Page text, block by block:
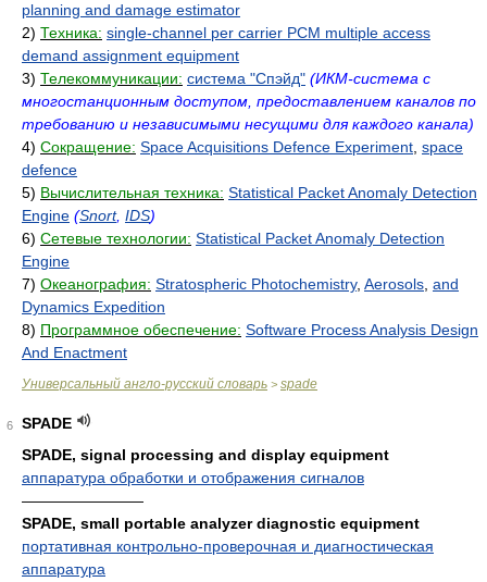
planning and damage estimator
2) Техника: single-channel per carrier PCM multiple access
demand assignment equipment
3) Телекоммуникации: система "Спэйд" (ИКМ-система с
многостанционным доступом, предоставлением каналов по
требованию и независимыми несущими для каждого канала)
4) Сокращение: Space Acquisitions Defence Experiment space
defence
5) Вычислительная техника: Statistical Packet Anomaly Detection
Engine (Snort, IDS)
6) Сетевые технологии: Statistical Packet Anomaly Detection
Engine
7) Океанография: Stratospheric Photochemistry, Aerosols and
Dynamics Expedition
8) Программное обеспечение: Software Process Analysis Design
And Enactment
Универсальный англо-русский словарь > spade
6
SPADE
SPADE, signal processing and display equipment
аппаратура обработки и отображения сигналов
————————
SPADE, small portable analyzer diagnostic equipment
портативная контрольно-проверочная и диагностическая
аппаратура